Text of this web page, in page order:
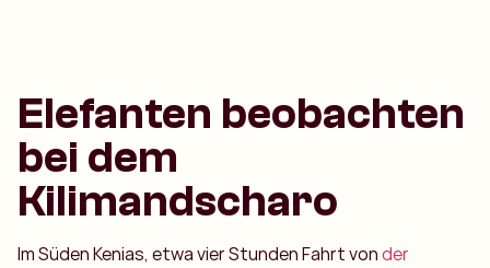
Elefanten beobachten
bei dem
Kilimandscharo
Im Süden Kenias, etwa vier Stunden Fahrt vonder